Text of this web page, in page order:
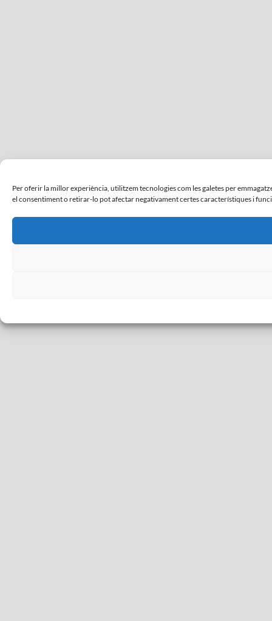
Per oferir la millor experiència, utilitzem tecnologies com les galetes per
el consentiment o retirar-lo pot afectar negativament certes característiques i